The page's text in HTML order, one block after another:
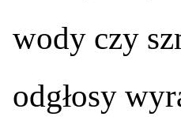
wody czy
odgłosy